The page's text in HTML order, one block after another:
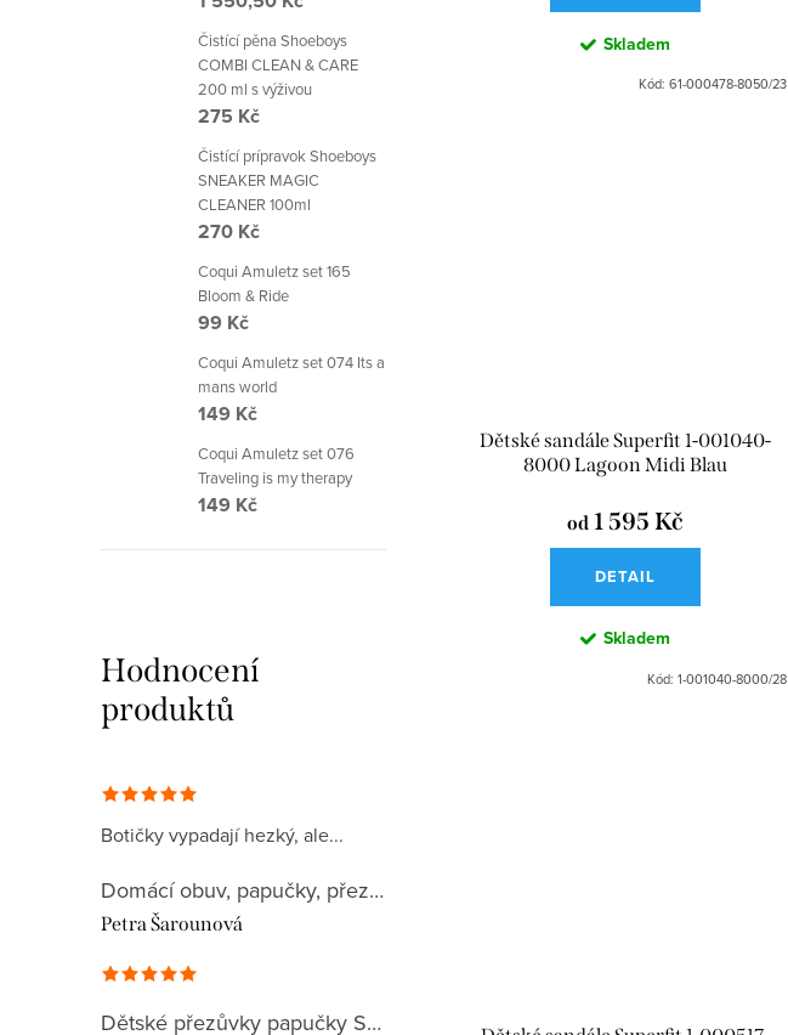
Čistící pěna Shoeboys
COMBI CLEAN & CARE
200 ml s výživou
275 Kč
Čistící prípravok Shoeboys
SNEAKER MAGIC
CLEANER 100ml
270 Kč
Coqui Amuletz set 165
Bloom & Ride
99 Kč
Coqui Amuletz set 074 Its a
mans world
149 Kč
Coqui Amuletz set 076
Traveling is my therapy
149 Kč
Hodnocení
produktů
Botičky vypadají hezký, ale...
Domácí obuv, papučky, přezůvky, plátěnky 032CA
Petra Šarounová
Dětské přezůvky papučky Superfit 1-000279-8090 BILL
Skladem
Kód:61-000478-8050/23
Dětské sandále Superfit 1-001040-
8000 Lagoon Midi Blau
od 1 595 Kč
DETAIL
Skladem
Kód:1-001040-8000/28